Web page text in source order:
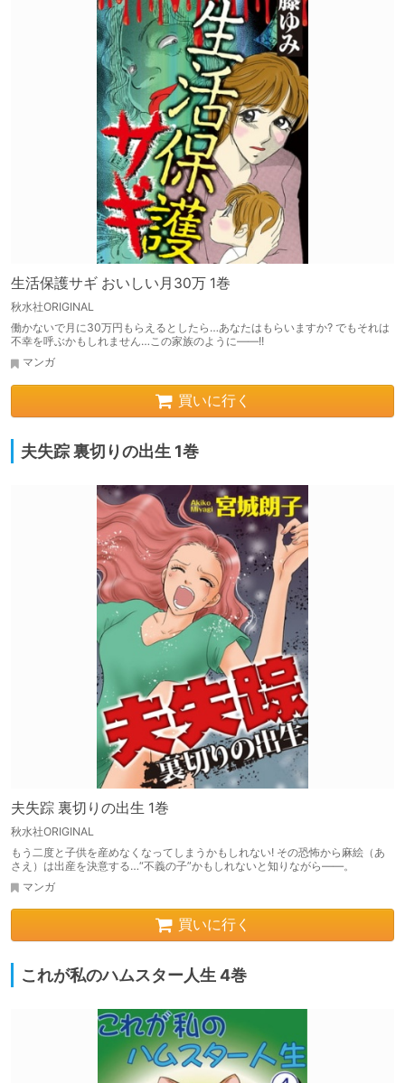
生活保護サギ おいしい月30万 1巻
秋水社ORIGINAL
働かないで月に30万円もらえるとしたら…あなたはもらいますか? でもそれは
不幸を呼ぶかもしれません…この家族のように――!!
マンガ
買いに行く
夫失踪 裏切りの出生 1巻
夫失踪 裏切りの出生 1巻
秋水社ORIGINAL
もう二度と子供を産めなくなってしまうかもしれない! その恐怖から麻絵（あ
さえ）は出産を決意する…“不義の子”かもしれないと知りながら――。
マンガ
買いに行く
これが私のハムスター人生 4巻